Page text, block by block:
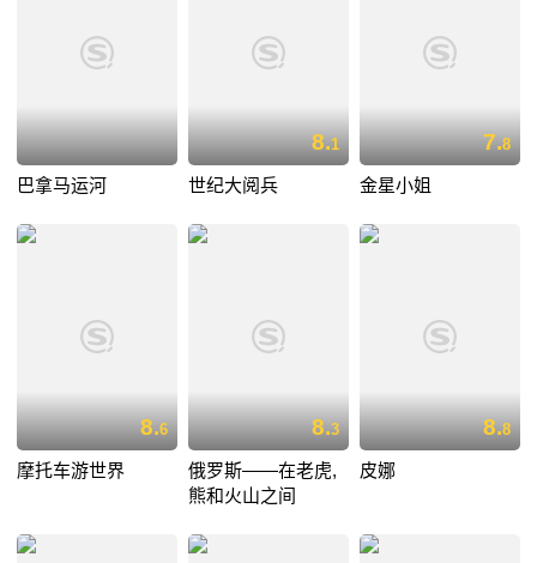
巴拿马运河
8.1
世纪大阅兵
7.8
金星小姐
8.6
摩托车游世界
8.3
俄罗斯——在老虎,
熊和火山之间
8.8
皮娜